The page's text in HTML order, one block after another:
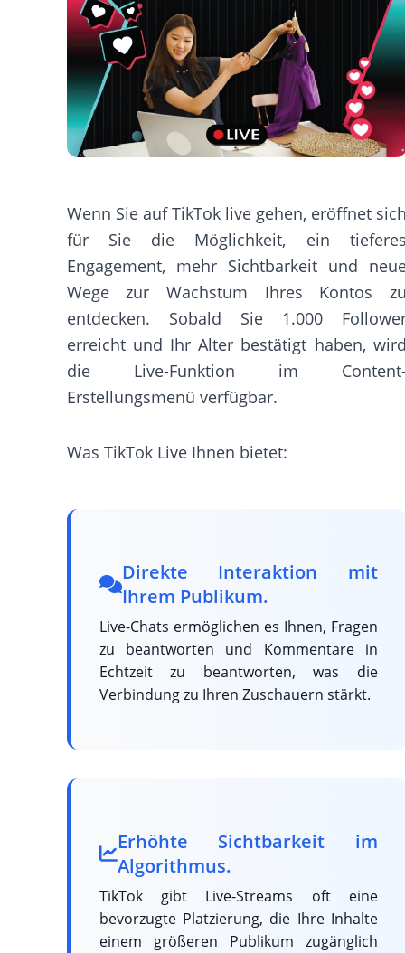
Wenn Sie auf TikTok live gehen, eröffnet
für Sie die Möglichkeit, ein
Engagement, mehr Sichtbarkeit und
Wege zur Wachstum Ihres Kontos
entdecken. Sobald Sie 1.000
erreicht und Ihr Alter bestätigt haben,
die Live-Funktion im
Erstellungsmenü verfügbar.
Was TikTok Live Ihnen bietet:
Direkte Interaktion mit
Ihrem Publikum.
Live-Chats ermöglichen es Ihnen, Fragen
zu beantworten und Kommentare in
Echtzeit zu beantworten, was die
Verbindung zu Ihren Zuschauern stärkt.
Erhöhte Sichtbarkeit im
Algorithmus.
TikTok gibt Live-Streams oft eine
bevorzugte Platzierung, die Ihre Inhalte
einem größeren Publikum zugänglich